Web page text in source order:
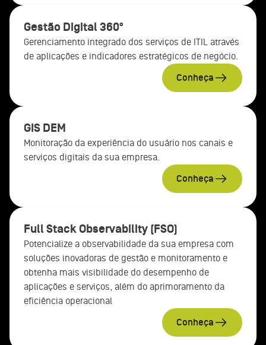
Gestão Digital 360º
Gerenciamento integrado dos serviços de ITIL através
de aplicações e indicadores estratégicos de negócio.
Conheça
GIS DEM
Monitoração da experiência do usuário nos canais e
serviços digitais da sua empresa.
Conheça
Full Stack Observability (FSO)
Potencialize a observabilidade da sua empresa com
soluções inovadoras de gestão e monitoramento e
obtenha mais visibilidade do desempenho de
aplicações e serviços, além do aprimoramento da
eficiência operacional
Conheça